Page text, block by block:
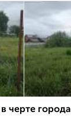
черте города